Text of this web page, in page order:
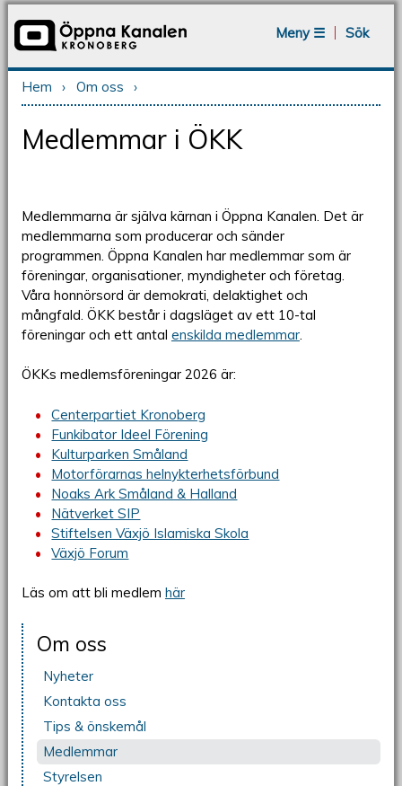
Meny ☰
Sök
Du är här
Hem › Om oss ›
Medlemmar i ÖKK
Medlemmarna är själva kärnan i Öppna Kanalen. Det är
medlemmarna som producerar och sänder
programmen. Öppna Kanalen har medlemmar som är
föreningar, organisationer, myndigheter och företag.
Våra honnörsord är demokrati, delaktighet och
mångfald. ÖKK består i dagsläget av ett 10-tal
föreningar och ett antal enskilda medlemmar.
ÖKKs medlemsföreningar 2026 är:
Centerpartiet Kronoberg
Funkibator Ideel Förening
Kulturparken Småland
Motorförarnas helnykterhetsförbund
Noaks Ark Småland & Halland
Nätverket SIP
Stiftelsen Växjö Islamiska Skola
Växjö Forum
Läs om att bli medlem här
Om oss
Nyheter
Kontakta oss
Tips & önskemål
Medlemmar
Styrelsen